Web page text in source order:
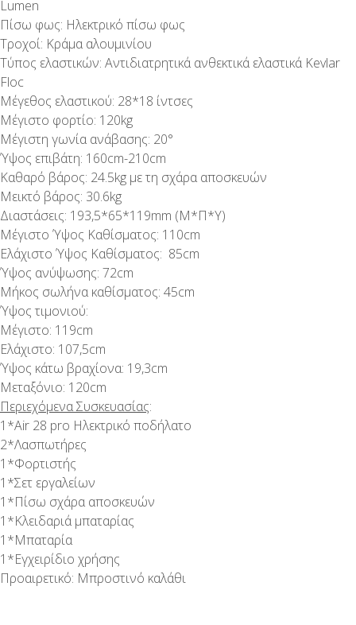
Lumen
Πίσω φως: Ηλεκτρικό πίσω φως
Τροχοί: Κράμα αλουμινίου
Τύπος ελαστικών: Αντιδιατρητικά ανθεκτικά ελαστικά Kevlar
Floc
Μέγεθος ελαστικού: 28*18 ίντσες
Μέγιστο φορτίο: 120kg
Μέγιστη γωνία ανάβασης: 20°
Ύψος επιβάτη: 160cm-210cm
Καθαρό βάρος: 24.5kg με τη σχάρα αποσκευών
Μεικτό βάρος: 30.6kg
Διαστάσεις: 193,5*65*119mm (Μ*Π*Υ)
Μέγιστο Ύψος Καθίσματος: 110cm
Ελάχιστο Ύψος Καθίσματος: 85cm
Ύψος ανύψωσης: 72cm
Μήκος σωλήνα καθίσματος: 45cm
Ύψος τιμονιού:
Μέγιστο: 119cm
Ελάχιστο: 107,5cm
Ύψος κάτω βραχίονα: 19,3cm
Μεταξόνιο: 120cm
Περιεχόμενα Συσκευασίας:
1*Air 28 pro Ηλεκτρικό ποδήλατο
2*Λασπωτήρες
1*Φορτιστής
1*Σετ εργαλείων
1*Πίσω σχάρα αποσκευών
1*Κλειδαριά μπαταρίας
1*Μπαταρία
1*Εγχειρίδιο χρήσης
Προαιρετικό: Μπροστινό καλάθι